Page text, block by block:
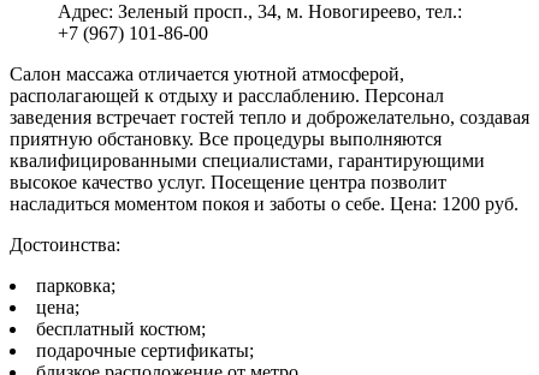
Адрес: Зеленый просп., 34, м. Новогиреево, тел.:
+7 (967) 101-86-00
Салон массажа отличается уютной атмосферой,
располагающей к отдыху и расслаблению. Персонал
заведения встречает гостей тепло и доброжелательно, создавая
приятную обстановку. Все процедуры выполняются
квалифицированными специалистами, гарантирующими
высокое качество услуг. Посещение центра позволит
насладиться моментом покоя и заботы о себе. Цена: 1200 руб.
Достоинства:
парковка;
цена;
бесплатный костюм;
подарочные сертификаты;